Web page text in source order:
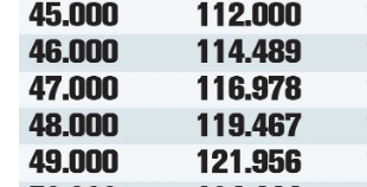
kullanılmaktadır. Diğer çerezler,
kılınması ve kişiselleştirilmesi ve sizlere
reklam/pazarlama faaliyetlerinin
sınırlı olarak açık rızanız dahilinde
Çerezlere ilişkin tercihlerinizi aşağıda
vasıtasıyla belirleyebilirsiniz. Çerezlere